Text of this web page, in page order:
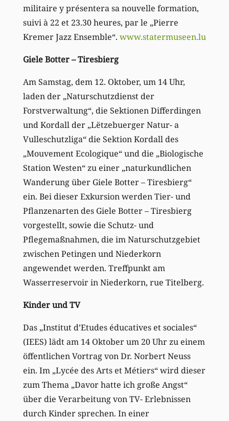
militaire y présentera sa nouvelle formation,
suivi à 22 et 23.30 heures, par le „Pierre
Kremer Jazz Ensemble“. www.statermuseen.lu
Giele Botter – Tiresbierg
Am Samstag, dem 12. Oktober, um 14 Uhr,
laden der „Naturschutzdienst der
Forstverwaltung“, die Sektionen Differdingen
und Kordall der „Lëtzebuerger Natur- a
Vulleschutzliga“ die Sektion Kordall des
„Mouvement Ecologique“ und die „Biologische
Station Westen“ zu einer „naturkundlichen
Wanderung über Giele Botter – Tiresbierg“
ein. Bei dieser Exkursion werden Tier- und
Pflanzenarten des Giele Botter – Tiresbierg
vorgestellt, sowie die Schutz- und
Pflegemaßnahmen, die im Naturschutzgebiet
zwischen Petingen und Niederkorn
angewendet werden. Treffpunkt am
Wasserreservoir in Niederkorn, rue Titelberg.
Kinder und TV
Das „Institut d’Etudes éducatives et sociales“
(IEES) lädt am 14 Oktober um 20 Uhr zu einem
öffentlichen Vortrag von Dr. Norbert Neuss
ein. Im „Lycée des Arts et Métiers“ wird dieser
zum Thema „Davor hatte ich große Angst“
über die Verarbeitung von TV- Erlebnissen
durch Kinder sprechen. In einer